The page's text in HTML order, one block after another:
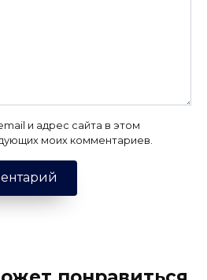
и адрес сайта в этом
моих комментариев.